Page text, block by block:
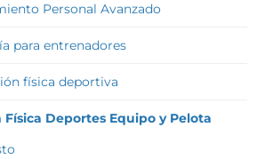
Personal Avanzado
para entrenadores
física deportiva
Física Deportes Equipo y Pelota